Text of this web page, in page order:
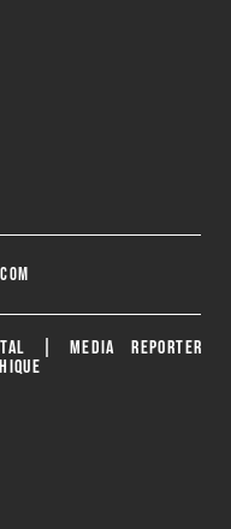
| MEDIA REPORTER